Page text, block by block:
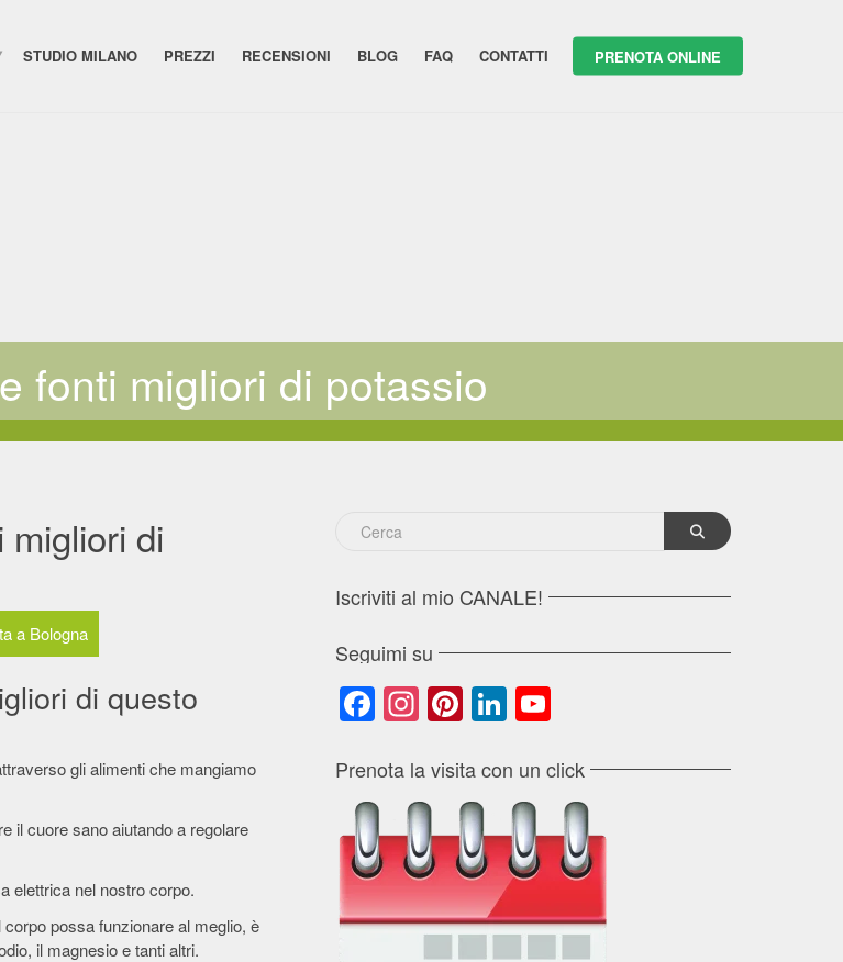
STUDIO MILANO PREZZI RECENSIONI BLOG FAQ CONTATTI PRENOTA ONLINE
fonti migliori di potassio
di
a Bologna
di questo
gli alimenti che mangiamo
il cuore sano aiutando a regolare
elettrica nel nostro corpo.
possa funzionare al meglio, è
il magnesio e tanti altri.
Iscriviti al mio CANALE!
Seguimi su
Facebook
Instagram
Pinterest
LinkedIn
Prenota la visita con un click